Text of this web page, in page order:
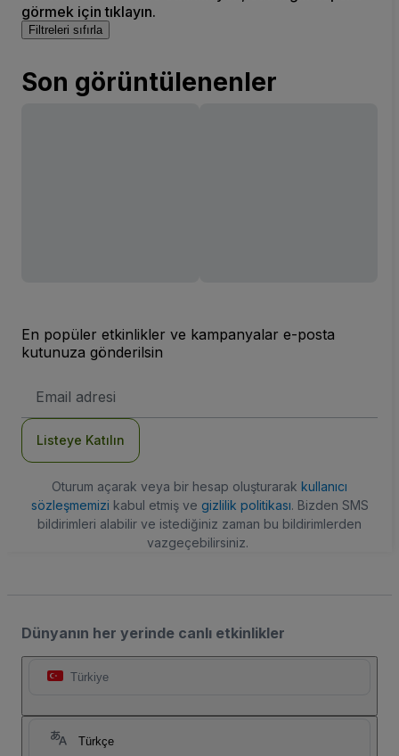
görmek için tıklayın.
Filtreleri sıfırla
Son görüntülenenler
En popüler etkinlikler ve kampanyalar e-posta
kutunuza gönderilsin
posta
Listeye Katılın
Oturum açarak veya bir hesap oluşturarak kullanıcı
sözleşmemizi kabul etmiş ve gizlilik politikası. Bizden SMS
bildirimleri alabilir ve istediğiniz zaman bu bildirimlerden
vazgeçebilirsiniz.
Dünyanın her yerinde canlı etkinlikler
Türkiye
Türkçe